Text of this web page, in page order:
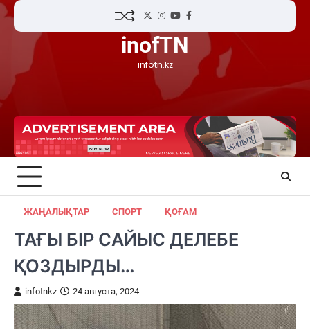
Skip
content
TwitterInstagram
YouTubeFacebook
inofTN
infotn.kz
ЖАҢАЛЫҚТАР СПОРТ ҚОҒАМ
ТАҒЫ БІР САЙЫС ДЕЛЕБЕ
ҚОЗДЫРДЫ…
infotnkz 24 августа, 2024